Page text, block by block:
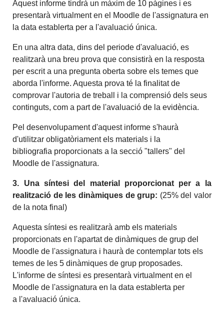
Aquest informe tindrà un màxim de 10 pàgines i es
presentarà virtualment en el Moodle de l'assignatura en
la data establerta per a l'avaluació única.
En una altra data, dins del periode d'avaluació, es
realitzarà una breu prova que consistirà en la resposta
per escrit a una pregunta oberta sobre els temes que
aborda l'informe. Aquesta prova té la finalitat de
comprovar l'autoria de treball i la comprensió dels seus
continguts, com a part de l'avaluació de la evidència.
Pel desenvolupament d'aquest informe s'haurà
d'utilitzar obligatòriament els materials i la
bibliografia proporcionats a la secció "tallers" del
Moodle de l'assignatura.
3. Una síntesi del material proporcionat per a la
realització de les dinàmiques de grup: (25% del valor
de la nota final)
Aquesta síntesi es realitzarà amb els materials
proporcionats en l'apartat de dinàmiques de grup del
Moodle de l'assignatura i haurà de contemplar tots els
temes de les 5 dinàmiques de grup proposades.
L'informe de síntesi es presentarà virtualment en el
Moodle de l'assignatura en la data establerta per
a l'avaluació única.